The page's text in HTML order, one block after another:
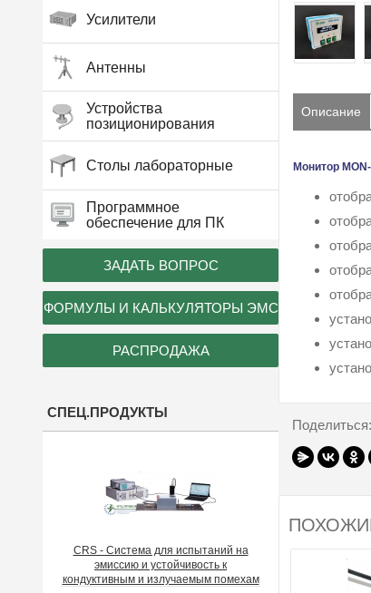
Усилители
Антенны
Устройства
позиционирования
Столы лабораторные
Программное
обеспечение для ПК
ЗАДАТЬ ВОПРОС
ФОРМУЛЫ И КАЛЬКУЛЯТОРЫ ЭМС
РАСПРОДАЖА
СПЕЦ.ПРОДУКТЫ
CRS - Система для испытаний на
эмиссию и устойчивость к
кондуктивным и излучаемым помехам
Описание
Монитор
Поделиться: